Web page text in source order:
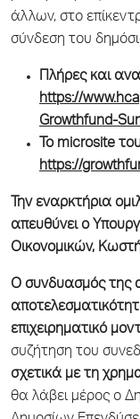
άλλων, στο
σύνδεση του
Πλήρες και
https://
Growthfund-
Το microsite
https://
Την εναρκτήρια
απευθύνει ο
Οικονομικών,
Ο συνδυασμός της
επιχειρηματικό
συζήτηση του
σχετικά με τη
θα λάβει μέρος ο